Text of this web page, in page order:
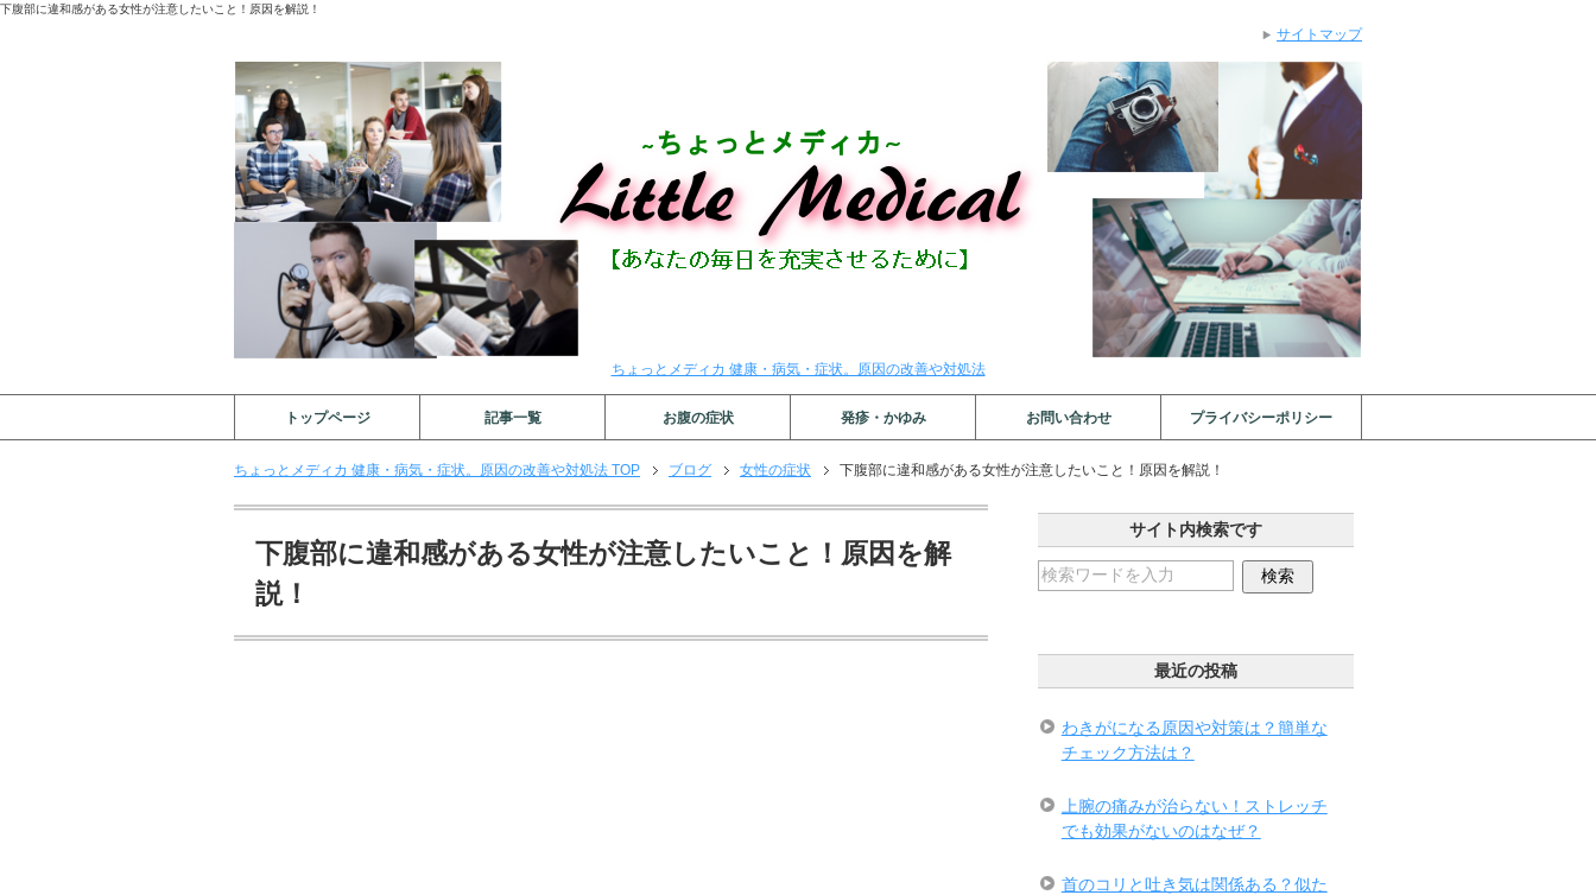
下腹部に違和感がある女性が注意したいこと！原因を解説！
ちょっとメディカ 健康・病気・症状。原因の改善や対処法
トップページ 記事一覧 お腹の症状 発疹・かゆみ お問い合わせ プライバシーポリシー
ちょっとメディカ 健康・病気・症状。原因の改善や対処法 TOP ブログ 女性の症状 下腹部に違和感がある女性が注意したいこと！原因を解説！
下腹部に違和感がある女性が注意したいこと！原因を解
説！
サイト内検索です
最近の投稿
わきがになる原因や対策は？簡単な
チェック方法は？
上腕の痛みが治らない！ストレッチ
でも効果がないのはなぜ？
首のコリと吐き気は関係ある？似た
サイトマップ